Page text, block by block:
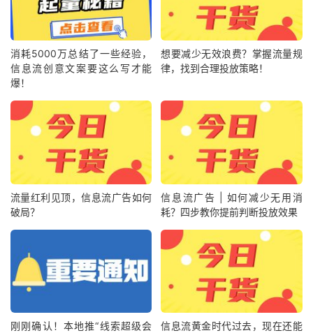
消耗5000万总结了一些经验，
信息流创意文案要这么写才能
爆！
想要减少无效浪费？掌握流量规
律，找到合理投放策略！
流量红利见顶，信息流广告如何
破局？
信息流广告 | 如何减少无用消
耗？四步教你提前判断投放效果
刚刚确认！本地推“线索超级会
信息流黄金时代过去，现在还能